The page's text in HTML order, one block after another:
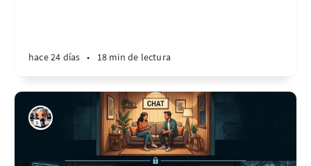
hace 24 días • 18 min de lectura